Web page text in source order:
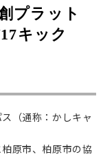
プラット
キック
（通称：かしキャ
原市、柏原市の協